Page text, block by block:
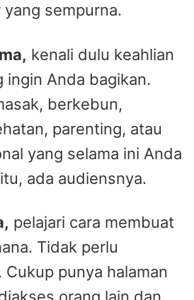
sempurna.
kenali dulu keahlian
ingin Anda bagikan.
berkebun,
parenting, atau
yang selama ini Anda
ada audiensnya.
pelajari cara membuat
Tidak perlu
Cukup punya halaman